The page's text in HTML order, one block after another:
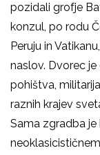
pozidali grofje
konzul, po rodu
Peruju in
naslov. Dvorec
pohištva,
raznih krajev
Sama zgradba je